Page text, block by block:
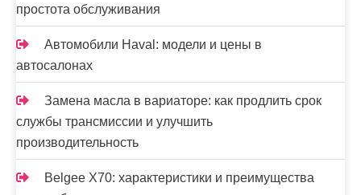
простота обслуживания
Автомобили Haval: модели и цены в
автосалонах
Замена масла в вариаторе: как продлить срок
службы трансмиссии и улучшить
производительность
Belgee X70: характеристики и преимущества